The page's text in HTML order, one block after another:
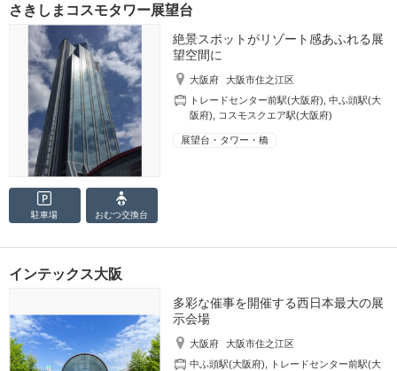
さきしまコスモタワー展望台
絶景スポットがリゾート感あふれる展
望空間に
大阪府
大阪市住之江区
トレードセンター前駅(大阪府) ,中ふ頭駅(大
阪府)
コスモスクエア駅(大阪府)
展望台・タワー・橋
駐車場 おむつ交換台
インテックス大阪
多彩な催事を開催する西日本最大の展
示会場
大阪府
大阪市住之江区
中ふ頭駅(大阪府)
トレードセンター前駅(大